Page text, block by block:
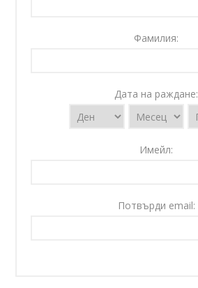
Фамилия:
Дата на раждане:
Имейл:
Потвърди email: